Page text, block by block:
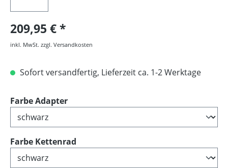
209,95 €
inkl. MwSt. zzgl. Versandkosten
Sofort versandfertig, Lieferzeit ca. 1-2 Werktage
Farbe Adapterauswählen
Farbe Kettenrad